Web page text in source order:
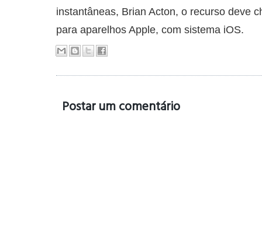
instantâneas, Brian Acton, o recurso deve
para aparelhos Apple, com sistema iOS.
Postar um comentário